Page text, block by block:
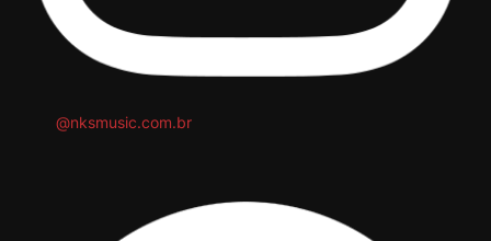
@nksmusic.com.br